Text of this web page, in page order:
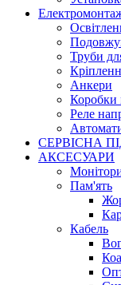
Труби
Анкери
Коробки
Реле
СЕРВІСНА
АКСЕСУАРИ
Пам'ять
Кабель